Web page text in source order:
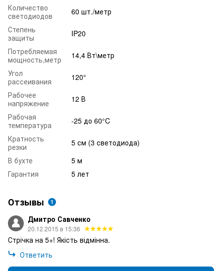
Количество
светодиодов
60 шт./метр
Степень
защиты
IP20
Потребляемая
мощность,метр
14,4 Вт\метр
Угол
рассеивания
120°
Рабочее
напряжение
12 В
Рабочая
температура
-25 до 60°C
Кратность
резки
5 см (3 светодиода)
В бухте
5 м
Гарантия
5 лет
Отзывы 1
Дмитро Савченко
20.12.2015 в 15:36
Стрічка на 5+! Якість відмінна.
Ответить